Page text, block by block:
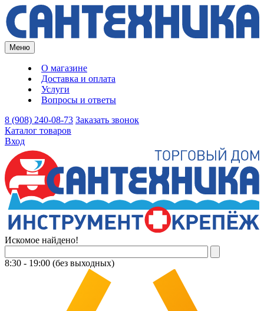
Меню
О магазине
Доставка и оплата
Услуги
Вопросы и ответы
8 (908) 240-08-73 Заказать звонок
Каталог товаров
Вход
Искомое найдено!
8:30 - 19:00 (без выходных)